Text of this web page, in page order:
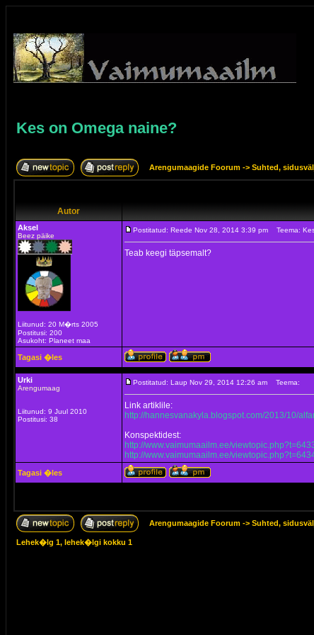
Kes on Omega naine?
Arengumaagide Foorum -> Suhted,
Autor
Aksel
Beez päike
Liitunud: 20 M�rts 2005
Postitusi: 200
Asukoht: Planeet maa
Postitatud: Reede Nov 28, 2014 3:39 pm Teema:
Teab keegi täpsemalt?
Tagasi �les
Urki
Arengumaag
Liitunud: 9 Juul 2010
Postitusi: 38
Postitatud: Laup Nov 29, 2014 12:26 am Teema:
Link artiklile:
http://hannesvanakyla.blogspot.com/2013/10/
Konspektidest:
http://www.vaimumaailm.ee/
http://www.vaimumaailm.ee/
Tagasi �les
Arengumaagide Foorum -> Suhted,
Lehek�lg 1, lehek�lgi kokku 1